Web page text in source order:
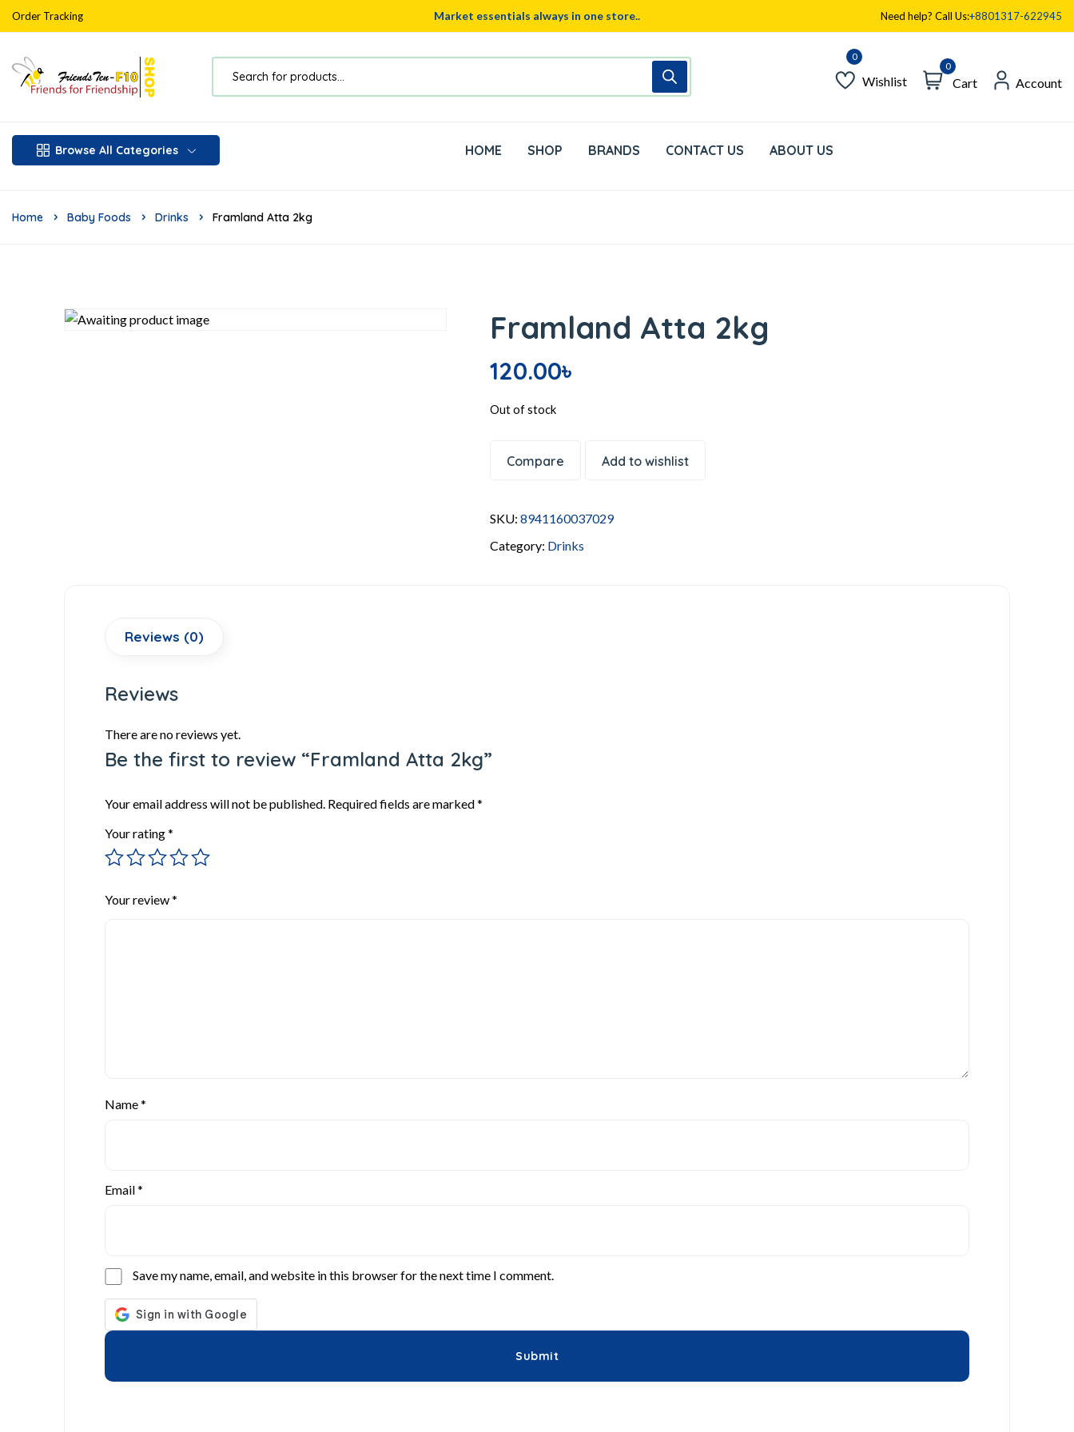
Order Tracking Market essentials always in one store.. Need help? Call Us:+8801317-622945
Wishlist
0
Cart Account
Browse All Categories HOME SHOP BRANDS CONTACT US ABOUT US
Home Baby Foods Drinks Framland Atta 2kg
Framland Atta 2kg
120.00৳
Out of stock
Compare Add to wishlist
SKU:8941160037029
Category: Drinks
Reviews (0)
Reviews
There are no reviews yet.
Be the first to review “Framland Atta 2kg”
Your email address will not be published. Required fields are marked*
Your rating*
Your review*
Name*
Email*
Save my name, email, and website in this browser for the next time I comment.